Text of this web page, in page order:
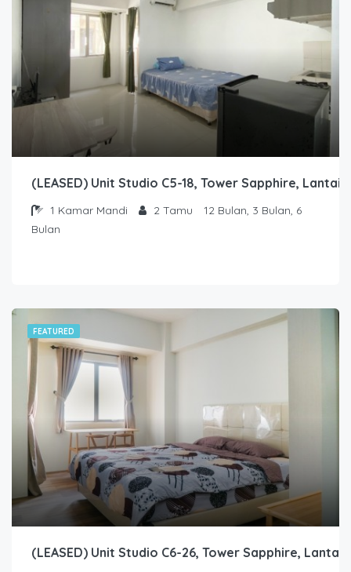
(LEASED) Unit Studio C5-18, Tower Sapphire, Lantai
1 Kamar Mandi 2 Tamu
12 Bulan, 3 Bulan, 6
Bulan
FEATURED
(LEASED) Unit Studio C6-26, Tower Sapphire, Lantai